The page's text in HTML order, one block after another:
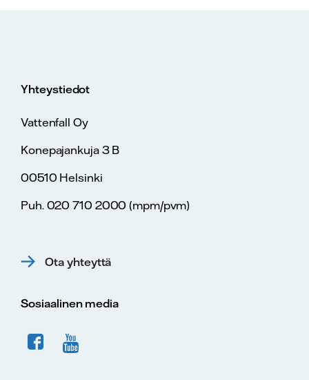
Yhteystiedot
Vattenfall Oy
Konepajankuja 3 B
00510 Helsinki
Puh. 020 710 2000 (mpm/pvm)
Ota yhteyttä
Sosiaalinen media